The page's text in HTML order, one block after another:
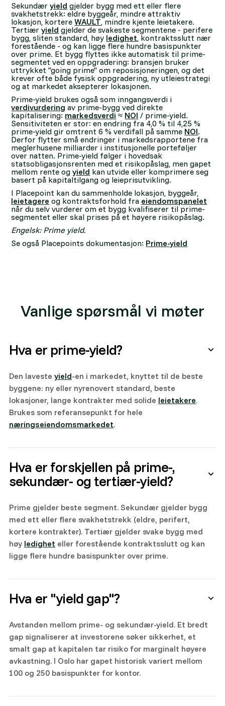
Sekundæryield gjelder bygg med ett eller flere
svakhetstrekk: eldre byggeår, mindre attraktiv
lokasjon, kortereWAULT, mindre kjente leietakere.
Tertiæryield gjelder de svakeste segmentene - perifere
bygg, sliten standard, høy ledighet, kontraktsslutt nær
forestående - og kan ligge flere hundre basispunkter
over prime. Et bygg flyttes ikke automatisk til prime-
segmentet ved en oppgradering: bransjen bruker
uttrykket "going prime" om reposisjoneringen, og det
krever ofte både fysisk oppgradering, ny utleiestrategi
og at markedet aksepterer lokasjonen.
Prime-yield brukes også som inngangsverdi i
verdivurdering av prime-bygg ved direkte
kapitalisering: markedsverdi ≈ NOI / prime-yield.
Sensitiviteten er stor: en endring fra 4,0 % til 4,25 %
prime-yield gir omtrent 6 % verdifall på samme NOI.
Derfor flytter små endringer i markedsrapportene fra
meglerhusene milliarder i institusjonelle porteføljer
over natten. Prime-yield følger i hovedsak
statsobligasjonsrenten med et risikopåslag, men gapet
mellom rente ogyield kan utvide eller komprimere seg
basert på kapitaltilgang og leieprisutvikling.
I Placepoint kan du sammenholde lokasjon, byggeår,
leietagere og kontraktsforhold fra eiendomspanelet
når du selv vurderer om et bygg kvalifiserer til prime-
segmentet eller skal prises på et høyere risikopåslag.
Engelsk: Prime yield.
Se også Placepoints dokumentasjon: Prime-yield
Vanlige spørsmål vi møter
Hva er prime-yield?
Den laveste yield-en i markedet, knyttet til de beste
byggene: ny eller nyrenovert standard, beste
lokasjoner, lange kontrakter med solide leietakere.
Brukes som referansepunkt for hele
næringseiendomsmarkedet.
Hva er forskjellen på prime-,
sekundær- og tertiær-yield?
Prime gjelder beste segment. Sekundær gjelder bygg
med ett eller flere svakhetstrekk (eldre, perifert,
kortere kontrakter). Tertiær gjelder svake bygg med
høy ledighet eller forestående kontraktsslutt og kan
ligge flere hundre basispunkter over prime.
Hva er "yield gap"?
Avstanden mellom prime- og sekundær-yield. Et bredt
gap signaliserer at investorene søker sikkerhet, et
smalt gap at kapitalen tar risiko for marginalt høyere
avkastning. I Oslo har gapet historisk variert mellom
100 og 250 basispunkter for kontor.